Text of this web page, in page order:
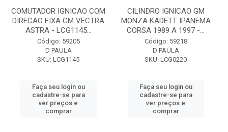
COMUTADOR IGNICAO COM
DIRECAO FIXA GM VECTRA
ASTRA - LCG1145...
Código: 59205
D PAULA
SKU: LCG1145
Faça seu login ou
cadastre-se para
ver preços e
comprar
CILINDRO IGNICAO GM
MONZA KADETT IPANEMA
CORSA 1989 A 1997 -...
Código: 59218
D PAULA
SKU: LCG0220
Faça seu login ou
cadastre-se para
ver preços e
comprar